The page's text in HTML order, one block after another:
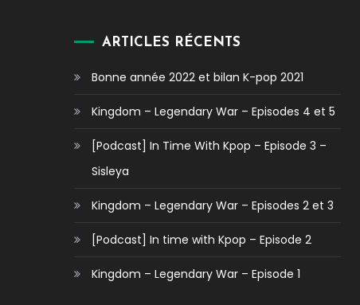
ARTICLES RÉCENTS
Bonne année 2022 et bilan K-pop 2021
Kingdom – Legendary War – Episodes 4 et 5
[Podcast] In Time With Kpop – Episode 3 –
Sisleya
Kingdom – Legendary War – Episodes 2 et 3
[Podcast] In time with Kpop – Episode 2
Kingdom – Legendary War – Episode 1